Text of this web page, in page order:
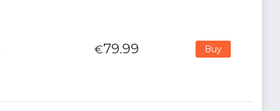
€79.99 Buy